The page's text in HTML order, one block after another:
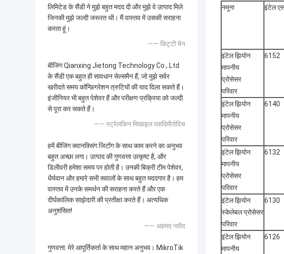
लिमिटेड के सैंडी ने मुझे बहुत मदद दी और मुझे वे उत्पाद मिले
जिनकी मुझे जल्दी जरूरत थी। मैं वास्तव में उसकी सराहना
करता हूं।
—— किट्टी येन
बीजिंग Qianxing Jietong Technology Co., Ltd
के सैंडी एक बहुत ही सावधान सेल्समैन हैं, जो मुझे सर्वर
खरीदते समय कॉन्फ़िगरेशन त्रुटियों की याद दिला सकते हैं।
इंजीनियर भी बहुत पेशेवर हैं और परीक्षण प्रक्रिया को जल्दी
से पूरा कर सकते हैं।
—— स्ट्रेलकिन मिखाइल व्लादिमीरोविच
हमें बीजिंग क्वानक्सिंग जिटोंग के साथ काम करने का अनुभव
बहुत अच्छा लगा। उत्पाद की गुणवत्ता उत्कृष्ट है, और
डिलीवरी हमेशा समय पर होती है। उनकी बिक्री टीम पेशेवर,
धैर्यवान और हमारे सभी सवालों के साथ बहुत मददगार है। हम
वास्तव में उनके समर्थन की सराहना करते हैं और एक
दीर्घकालिक साझेदारी की प्रतीक्षा करते हैं। अत्यधिक
अनुशंसित!
—— अहमद नवीद
गुणवत्ता: ️मेरे आपूर्तिकर्ता के साथ महान अनुभव। MikroTik
नमूना इंटेल
इंटेल झियोन
मापनीय
प्रोसेसर
परिवार
6152
इंटेल झियोन
मापनीय
प्रोसेसर
परिवार
6140
इंटेल झियोन
मापनीय
प्रोसेसर
परिवार
6132
इंटेल झियोन
स्केलेबल प्रोसेसर
परिवार
6130
इंटेल झियोन
मापनीय
6126